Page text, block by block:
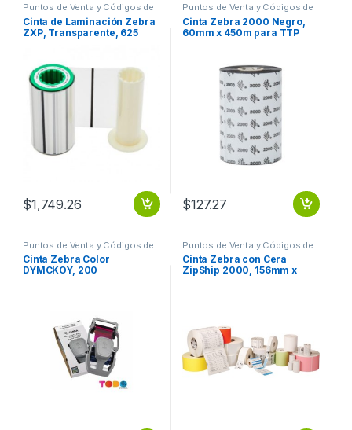
Puntos de Venta y Códigos de
Barra Suministros POS Retail y
Auto ID
Cinta de Laminación Zebra
ZXP, Transparente, 625
SIDED)
$1,749.26
Puntos de Venta y Códigos de
Barra Suministros POS Retail y
Auto ID
Cinta Zebra 2000 Negro,
60mm x 450m para TTP
$127.27
Puntos de Venta y Códigos de
Barra Suministros POS Retail y
Auto ID
Cinta Zebra Color
DYMCKOY, 200
Puntos de Venta y Códigos de
Barra Suministros POS Retail y
Auto ID
Cinta Zebra con Cera
ZipShip 2000, 156mm x